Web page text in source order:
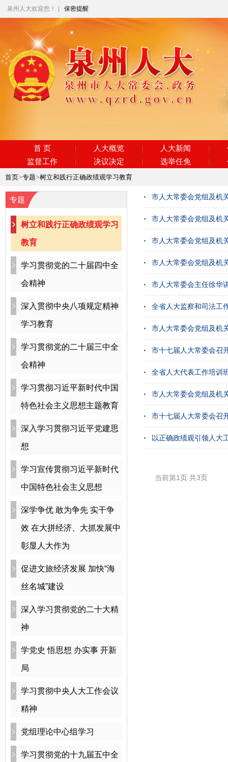
泉州人大欢迎您！ 保密提醒
首 页 人大概览 人大新闻
监督工作
决议决定 选举任免
首页>专题>树立和践行正确政绩观学习教育
专题
树立和践行正确政绩观学习
教育
学习贯彻党的二十届四中全
会精神
深入贯彻中央八项规定精神
学习教育
学习贯彻党的二十届三中全
会精神
学习贯彻习近平新时代中国
特色社会主义思想主题教育
深入学习贯彻习近平党建思
想
学习宣传贯彻习近平新时代
中国特色社会主义思想
深学争优 敢为争先 实干争
效 在大拼经济、大抓发展中
彰显人大作为
促进文旅经济发展 加快“海
丝名城”建设
深入学习贯彻党的二十大精
神
学党史 悟思想 办实事 开新
局
学习贯彻中央人大工作会议
精神
党组理论中心组学习
学习贯彻党的十九届五中全
市人大常委会党组及机
市人大常委会党组及机
市人大常委会党组及机
市人大常委会党组及机
市人大常委会主任徐华
全省人大监察和司法工
市人大常委会党组及机
市十七届人大常委会召
全省人大代表工作培训
市人大常委会党组及机
市十七届人大常委会召
以正确政绩观引领人
当前第1页 共3页